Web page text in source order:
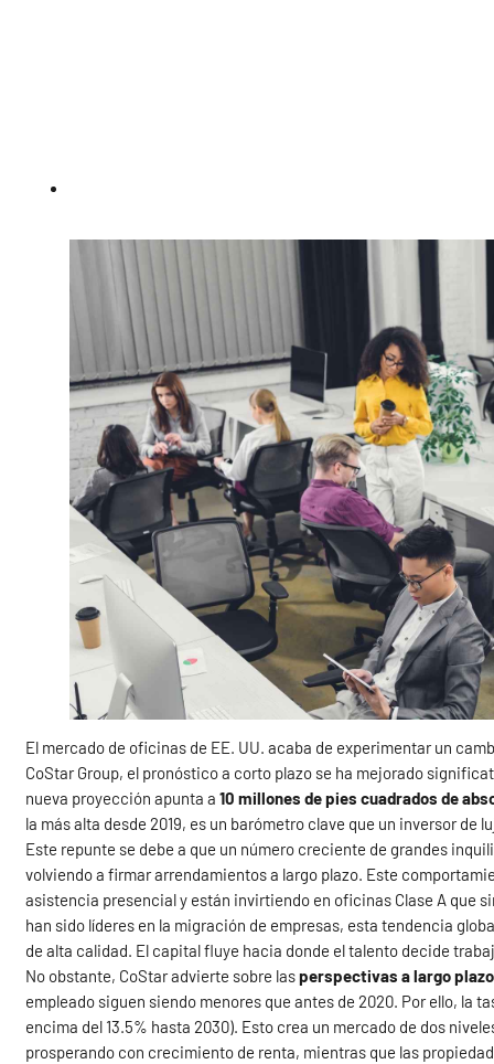
El mercado de oficinas de EE. UU. acaba de experimentar un
CoStar Group, el pronóstico a corto plazo se ha mejorado
nueva proyección apunta a10 millones de pies cuadrados de
la más alta desde 2019, es un barómetro clave que un inversor de
Este repunte se debe a que un número creciente de grandes
volviendo a firmar arrendamientos a largo plazo. Este
asistencia presencial y están invirtiendo en oficinas Clase A que
han sido líderes en la migración de empresas, esta tendencia
de alta calidad. El capital fluye hacia donde el talento decide
No obstante, CoStar advierte sobre lasperspectivas a largo plazo
empleado siguen siendo menores que antes de 2020. Por ello, la
encima del 13.5% hasta 2030). Esto crea un mercado de dos
prosperando con crecimiento de renta, mientras que las